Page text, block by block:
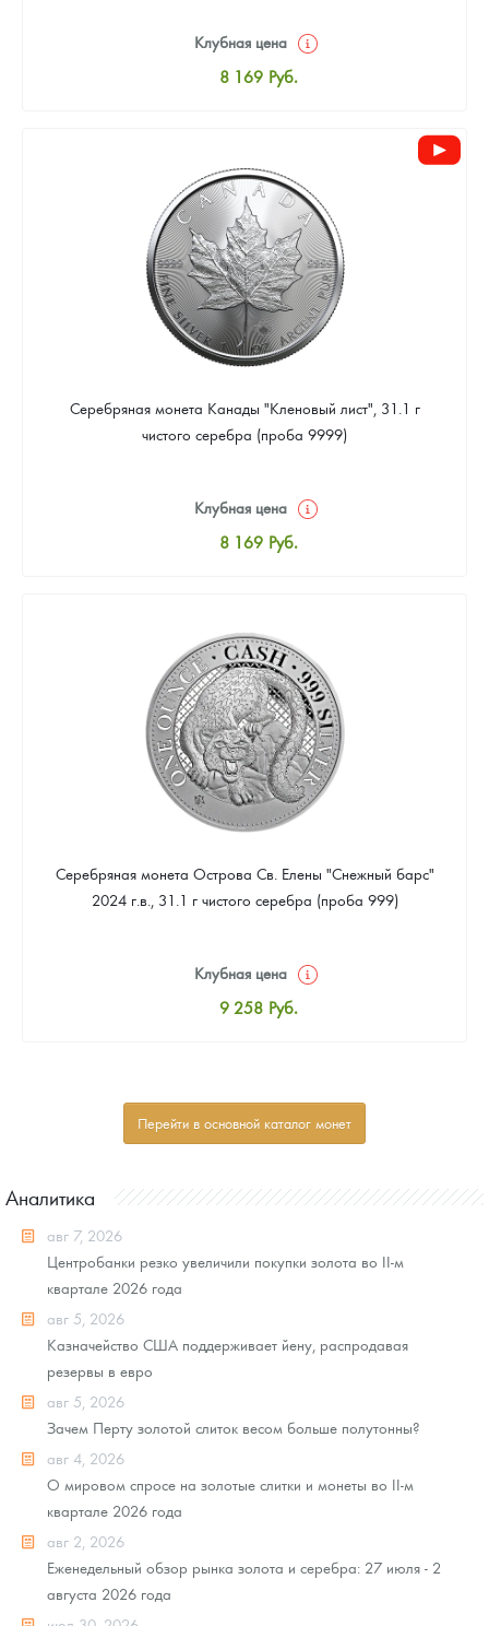
Клубная цена
8 169 Руб.
Цена выкупа
Звоните
Серебряная монета Канады "Кленовый лист", 31.1 г
чистого серебра (проба 9999)
Клубная цена
8 169 Руб.
Цена выкупа
Звоните
Серебряная монета Острова Св. Елены "Снежный барс"
2024 г.в., 31.1 г чистого серебра (проба 999)
Клубная цена
9 258 Руб.
Звоните
Перейти в основной каталог монет
Аналитика
авг 7, 2026
Центробанки резко увеличили покупки золота во II-м
квартале 2026 года
авг 5, 2026
Казначейство США поддерживает йену, распродавая
резервы в евро
авг 5, 2026
Зачем Перту золотой слиток весом больше полутонны?
авг 4, 2026
О мировом спросе на золотые слитки и монеты во II-м
квартале 2026 года
авг 2, 2026
Еженедельный обзор рынка золота и серебра: 27 июля - 2
августа 2026 года